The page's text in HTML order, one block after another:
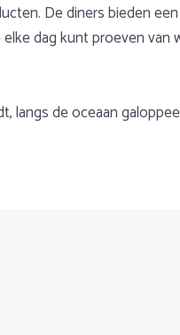
De diners bieden
dag kunt proeven van
langs de oceaan
een hotel ter plaatse.
paard of een hele week